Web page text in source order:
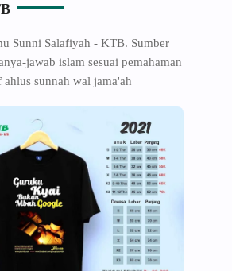
Sunni Salafiyah - KTB. Sumber
jawab islam sesuai pemahaman
ahlus sunnah wal jama'ah